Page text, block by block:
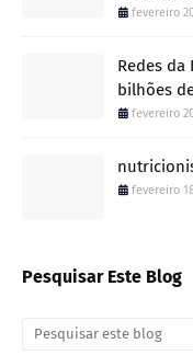
fevereiro
Redes da
bilhões
fevereiro
fevereiro
Pesquisar Este Blog